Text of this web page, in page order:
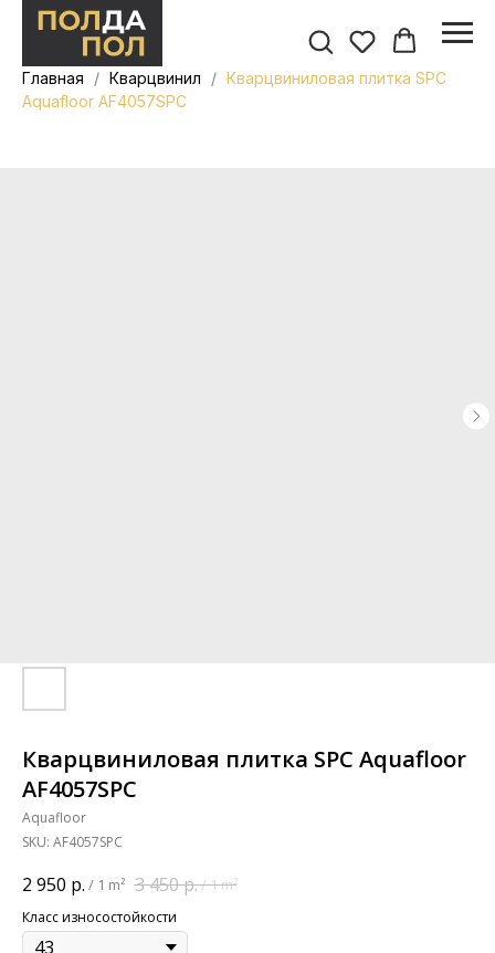
Главная Кварцвинил
Кварцвиниловая плитка SPC
Aquafloor AF4057SPC
Кварцвиниловая плитка SPC Aquafloor
AF4057SPC
Aquafloor
SKU: AF4057SPC
2 950 р. / 1 m² 3 450р./1 m²
Класс износостойкости